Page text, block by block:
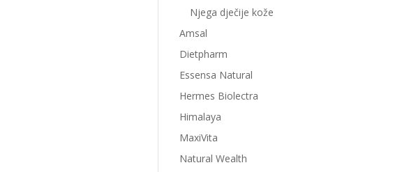
Njega dječije kože
Amsal
Dietpharm
Essensa Natural
Hermes Biolectra
Himalaya
MaxiVita
Natural Wealth